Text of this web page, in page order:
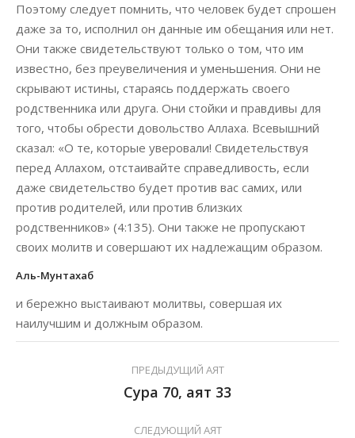
Поэтому следует помнить, что человек будет спрошен
даже за то, исполнил он данные им обещания или нет.
Они также свидетельствуют только о том, что им
известно, без преувеличения и уменьшения. Они не
скрывают истины, стараясь поддержать своего
родственника или друга. Они стойки и правдивы для
того, чтобы обрести довольство Аллаха. Всевышний
сказал: «О те, которые уверовали! Свидетельствуя
перед Аллахом, отстаивайте справедливость, если
даже свидетельство будет против вас самих, или
против родителей, или против близких
родственников» (4:135). Они также не пропускают
своих молитв и совершают их надлежащим образом.
Аль-Мунтахаб
и бережно выстаивают молитвы, совершая их
наилучшим и должным образом.
ПРЕДЫДУЩИЙ АЯТ
Сура 70, аят 33
СЛЕДУЮЩИЙ АЯТ